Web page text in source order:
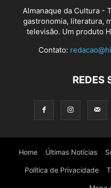
Almanaque da Cultura -
gastronomia, literatura,
televisão. Um produto
Contato:
REDES
Home Últimas Notícias
Política de Privacidade